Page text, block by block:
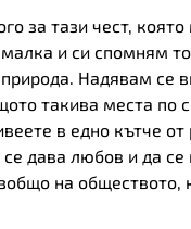
за тази чест,
и си спомням
. Надявам се
такива места по
в едно кътче от
дава любов и да се
на обществото,